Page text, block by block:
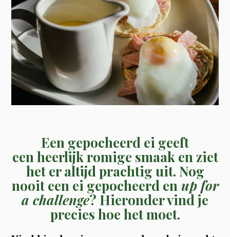
Een gepocheerd ei geeft
een heerlijk romige smaak en ziet
het er altijd prachtig uit. Nog
nooit een ei gepocheerd enup for
a challenge? Hieronder vind je
precies hoe het moet.